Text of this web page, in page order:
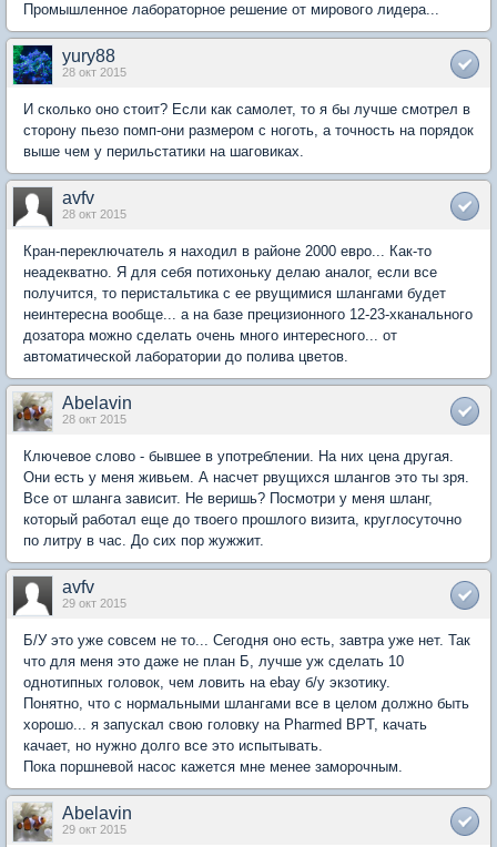
Промышленное лабораторное решение от мирового лидера...
yury88
28 окт 2015
И сколько оно стоит? Если как самолет, то я бы лучше смотрел в
сторону пьезо помп-они размером с ноготь, а точность на порядок
выше чем у перильстатики на шаговиках.
avfv
28 окт 2015
Кран-переключатель я находил в районе 2000 евро... Как-то
неадекватно. Я для себя потихоньку делаю аналог, если все
получится, то перистальтика с ее рвущимися шлангами будет
неинтересна вообще... а на базе прецизионного 12-23-хканального
дозатора можно сделать очень много интересного... от
автоматической лаборатории до полива цветов.
Abelavin
28 окт 2015
Ключевое слово - бывшее в употреблении. На них цена другая.
Они есть у меня живьем. А насчет рвущихся шлангов это ты зря.
Все от шланга зависит. Не веришь? Посмотри у меня шланг,
который работал еще до твоего прошлого визита, круглосуточно
по литру в час. До сих пор жужжит.
avfv
29 окт 2015
Б/У это уже совсем не то... Сегодня оно есть, завтра уже нет. Так
что для меня это даже не план Б, лучше уж сделать 10
однотипных головок, чем ловить на ebay б/у экзотику.
Понятно, что с нормальными шлангами все в целом должно быть
хорошо... я запускал свою головку на Pharmed BPT, качать
качает, но нужно долго все это испытывать.
Пока поршневой насос кажется мне менее заморочным.
Abelavin
29 окт 2015